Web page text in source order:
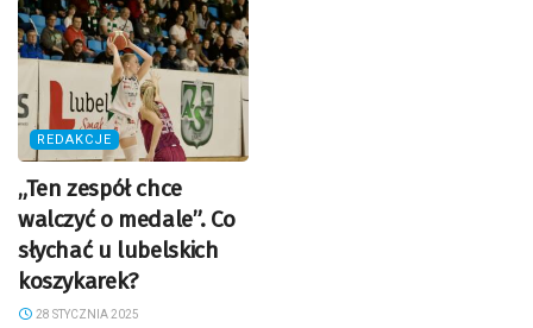
REDAKCJE
„Ten zespół chce
walczyć o medale”. Co
słychać u lubelskich
koszykarek?
28 STYCZNIA 2025